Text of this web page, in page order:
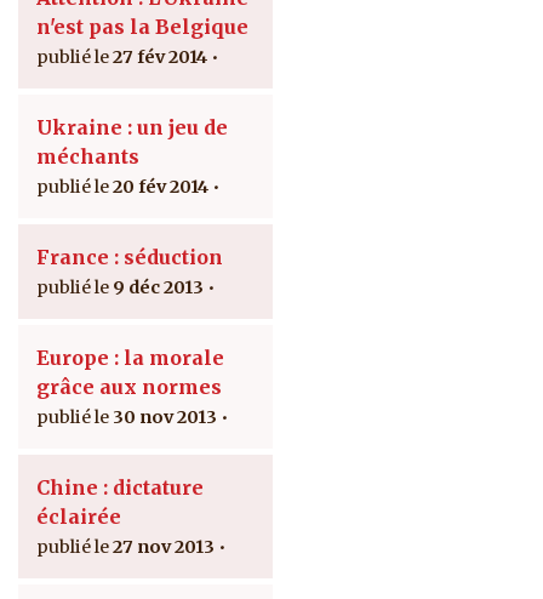
n'est pas la Belgique
27 fév 2014
Ukraine : un jeu de
méchants
20 fév 2014
France : séduction
9 déc 2013
Europe : la morale
grâce aux normes
30 nov 2013
Chine : dictature
éclairée
27 nov 2013